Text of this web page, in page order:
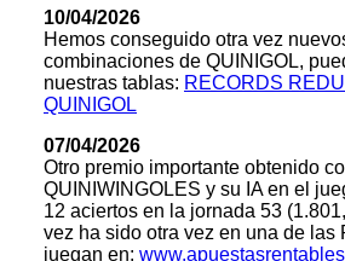
10/04/2026
Hemos conseguido otra vez
combinaciones de QUINIGOL,
nuestras tablas: RECORDS
QUINIGOL
07/04/2026
Otro premio importante obtenido
QUINIWINGOLES y su IA en el
12 aciertos en la jornada 53
vez ha sido otra vez en una de las
juegan en: